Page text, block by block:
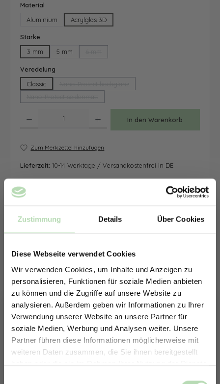
Zustimmung Details Über Cookies
Diese Webseite verwendet Cookies
Wir verwenden Cookies, um Inhalte und Anzeigen zu
personalisieren, Funktionen für soziale Medien anbieten
zu können und die Zugriffe auf unsere Website zu
analysieren. Außerdem geben wir Informationen zu Ihrer
Verwendung unserer Website an unsere Partner für
soziale Medien, Werbung und Analysen weiter. Unsere
Partner führen diese Informationen möglicherweise mit
weiteren Daten zusammen, die Sie ihnen bereitgestellt
haben oder die sie im Rahmen Ihrer Nutzung der Dienste
Material
Aluminium
Acrylglas 3D
Stärke
3 mm
5 mm
Veredelung
Classic
In den Warenkorb
Zum Merkzettel hinzufügen
Lieferzeit: 10-14 Werktage / Versandkostenfrei in DE
ERHALTE 5% RABATT AUF
DEINE RÜCKWÄNDE